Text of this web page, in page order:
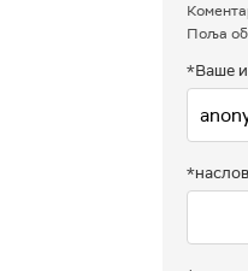
Поља
*Ваше
*наслов